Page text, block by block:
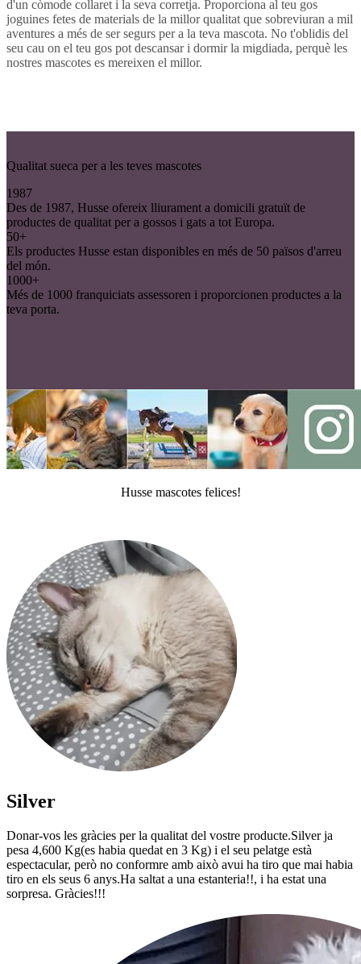
d'un còmode collaret i la seva corretja. Proporciona al teu gos
joguines fetes de materials de la millor qualitat que sobreviuran a mil
aventures a més de ser segurs per a la teva mascota. No t'oblidis del
seu cau on el teu gos pot descansar i dormir la migdiada, perquè les
nostres mascotes es mereixen el millor.
Qualitat sueca per a les teves mascotes
1987
Des de 1987, Husse ofereix lliurament a domicili gratuït de
productes de qualitat per a gossos i gats a tot Europa.
50+
Els productes Husse estan disponibles en més de 50 països d'arreu
del món.
1000+
Més de 1000 franquiciats assessoren i proporcionen productes a la
teva porta.
Husse mascotes felices!
Silver
Donar-vos les gràcies per la qualitat del vostre producte.Silver ja
pesa 4,600 Kg(es habia quedat en 3 Kg) i el seu pelatge està
espectacular, però no conformre amb això avui ha tiro que mai habia
tiro en els seus 6 anys.Ha saltat a una estanteria!!, i ha estat una
sorpresa. Gràcies!!!